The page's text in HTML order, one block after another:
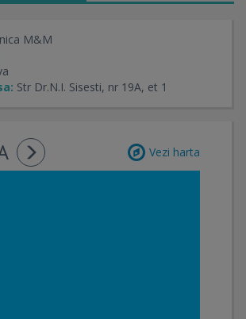
M&M
Str Dr.N.I. Sisesti, nr 19A, et 1
Vezi harta